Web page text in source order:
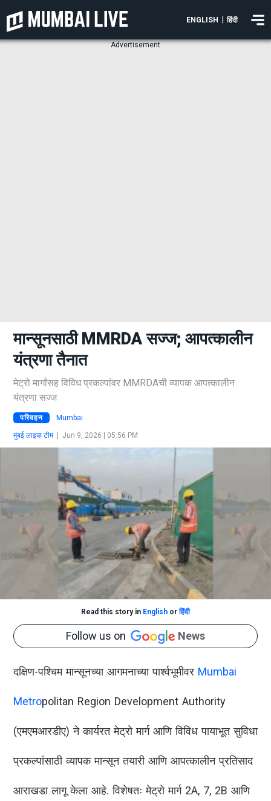
ENGLISH हिंदी
Advertisement
मान्सूनसाठी MMRDA सज्ज; आपत्कालीन
यंत्रणा तैनात
मेट्रो मार्गांसह विविध प्रकल्पांवर MMRDAची व्यापक आपत्कालीन
यंत्रणा सज्ज
परिवहन Mumbai
मुंबई लाइव्ह टीम| Jun 9, 2026 | 05:56 PM
Read this story in English orहिंदी
Follow us on News
दक्षिण-पश्चिम मान्सूनच्या आगमनाच्या पार्श्वभूमीवर Mumbai
Metropolitan Region Development Authority
(एमएमआरडीए) ने कार्यरत मेट्रो मार्ग आणि विविध पायाभूत सुविधा
प्रकल्पांसाठी व्यापक मान्सून तयारी आणि आपत्कालीन प्रतिसाद
आराखडा लागू केला आहे. विशेषतः मेट्रो मार्ग 2A, 7, 2B आणि